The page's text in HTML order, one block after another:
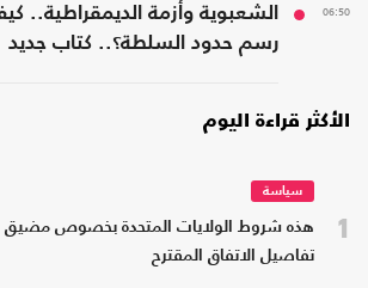
06:50
الشعبوية وأزمة الديمقراطية..
رسم حدود السلطة؟.. كتاب جديد
الأكثر قراءة اليوم
1
سياسة
هذه شروط الولايات المتحدة بخصوص مضيق
تفاصيل الاتفاق المقترح